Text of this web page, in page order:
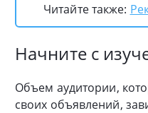
Читайте также:
Начните с
Объем аудитории,
своих объявлений,